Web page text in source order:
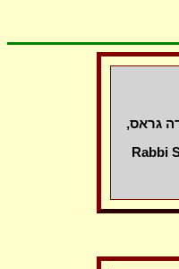
גראס,
Rabbi